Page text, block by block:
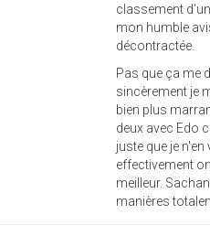
classement
mon humble
décontractée.
Pas que ça me
sincèrement je
bien plus
deux avec Edo
juste que je
effectivement
meilleur.
manières